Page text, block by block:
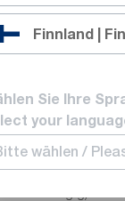
oder
Finnland |
Sie Ihre
your